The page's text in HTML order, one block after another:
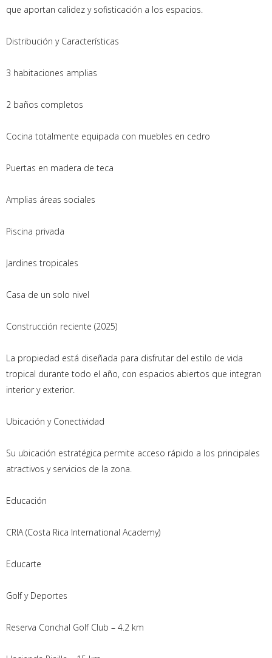
que aportan calidez y sofisticación a los espacios.
Distribución y Características
3 habitaciones amplias
2 baños completos
Cocina totalmente equipada con muebles en cedro
Puertas en madera de teca
Amplias áreas sociales
Piscina privada
Jardines tropicales
Casa de un solo nivel
Construcción reciente (2025)
La propiedad está diseñada para disfrutar del estilo de vida
tropical durante todo el año, con espacios abiertos que integran
interior y exterior.
Ubicación y Conectividad
Su ubicación estratégica permite acceso rápido a los principales
atractivos y servicios de la zona.
Educación
CRIA (Costa Rica International Academy)
Educarte
Golf y Deportes
Reserva Conchal Golf Club – 4.2 km